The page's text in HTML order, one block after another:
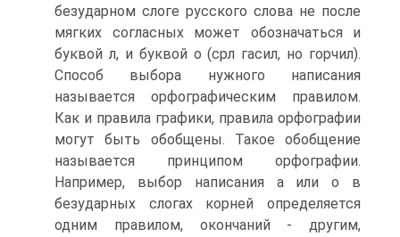
безударном слоге русского слова не после
мягких согласных может обозначаться и
буквой л, и буквой о (срл гасил, но горчил).
Способ выбора нужного написания
называется орфографическим правилом.
Как и правила графики, правила орфографии
могут быть обобщены. Такое обобщение
называется принципом орфографии.
Например, выбор написания а или о в
безударных слогах корней определяется
одним правилом, окончаний - другим,